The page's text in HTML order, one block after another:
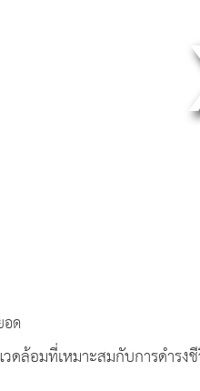
ด
ดล้อมที่เหมาะสมกับการดำร